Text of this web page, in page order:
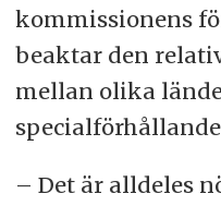
kommissionens
beaktar den
mellan olika
– Det är alldeles